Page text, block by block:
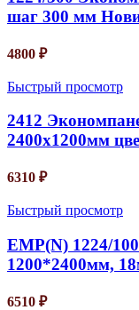
шаг 300 мм
4800 ₽
Быстрый просмотр
2412
2400х1200мм
6310 ₽
Быстрый просмотр
EMP(N) 1224/
1200*2400мм,
6510 ₽